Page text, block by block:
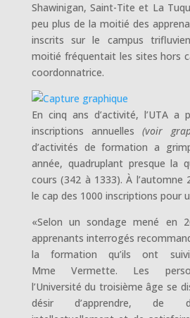
Shawinigan, Saint-Tite et La
peu plus de la moitié des
inscrits sur le campus
moitié fréquentait les sites hors
coordonnatrice.
En cinq ans d’activité, l’UTA a
inscriptions annuelles(voir
d’activités de formation a
année, quadruplant presque la
cours (342 à 1333). À l’automne
le cap des 1000 inscriptions pour
«Selon un sondage mené en
apprenants interrogés
la formation qu’ils ont
Mme Vermette. Les
l’Université du troisième âge se
désir d’apprendre, de